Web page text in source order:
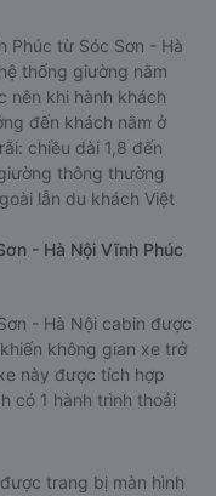
Phúc từ Sóc Sơn - Hà
thống giường nằm
nên khi hành khách
đến khách nằm ở
chiều dài 1,8 đến
thông thường
lẫn du khách Việt
- Hà Nội Vĩnh Phúc
- Hà Nội cabin được
không gian xe trở
này được tích hợp
có 1 hành trình thoải
trang bị màn hình